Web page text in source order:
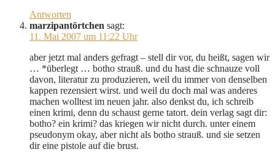
Antworten
marzipantörtchen sagt:
11. Mai 2007 um 11:22 Uhr
aber jetzt mal anders gefragt – stell dir vor, du heißt, sagen wir
… *überlegt … botho strauß. und du hast die schnauze voll
davon, literatur zu produzieren, weil du immer von denselben
kappen rezensiert wirst. und weil du doch mal was anderes
machen wolltest im neuen jahr. also denkst du, ich schreib
einen krimi, denn du schaust gerne tatort. dein verlag sagt dir:
botho? ein krimi? das kriegen wir nicht durch. unter einem
pseudonym okay, aber nicht als botho strauß. und sie setzen
dir eine pistole auf die brust.